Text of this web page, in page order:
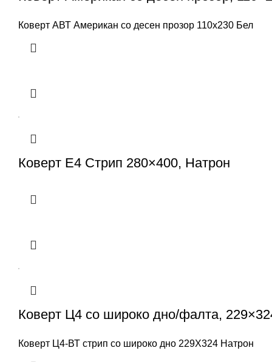
Коверт АВТ Американ со десен прозор 110x230 Бел
Коверт Е4 Стрип 280×400, Натрон
Коверт Ц4 со широко дно/фалта,
Коверт Ц4-ВТ стрип со широко дно 229X324 Натрон